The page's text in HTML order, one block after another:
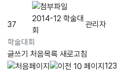
학술대회
37
2014-12 학술대
회
관리자
글쓰기 처음목록 새로고침
123